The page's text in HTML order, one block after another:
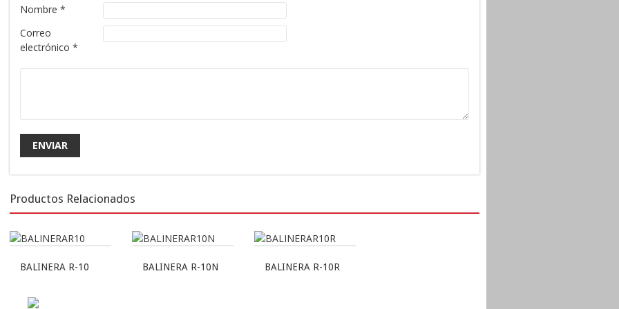
Nombre *
Correo
electrónico *
Productos Relacionados
BALINERA R-10 BALINERA R-10N BALINERA R-10R